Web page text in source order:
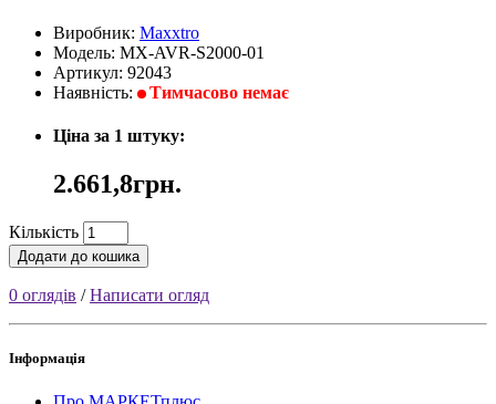
Виробник: Maxxtro
Модель: MX-AVR-S2000-01
Артикул: 92043
Наявність:
Тимчасово немає
Ціна за 1 штуку:
2.661,8грн.
Кількість
Додати до кошика
0 оглядів /Написати огляд
Інформація